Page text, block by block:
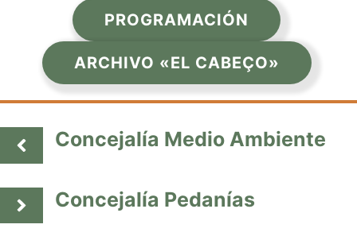
PROGRAMACIÓN
ARCHIVO «EL CABEÇO»
Concejalía Medio Ambiente
Concejalía Pedanías